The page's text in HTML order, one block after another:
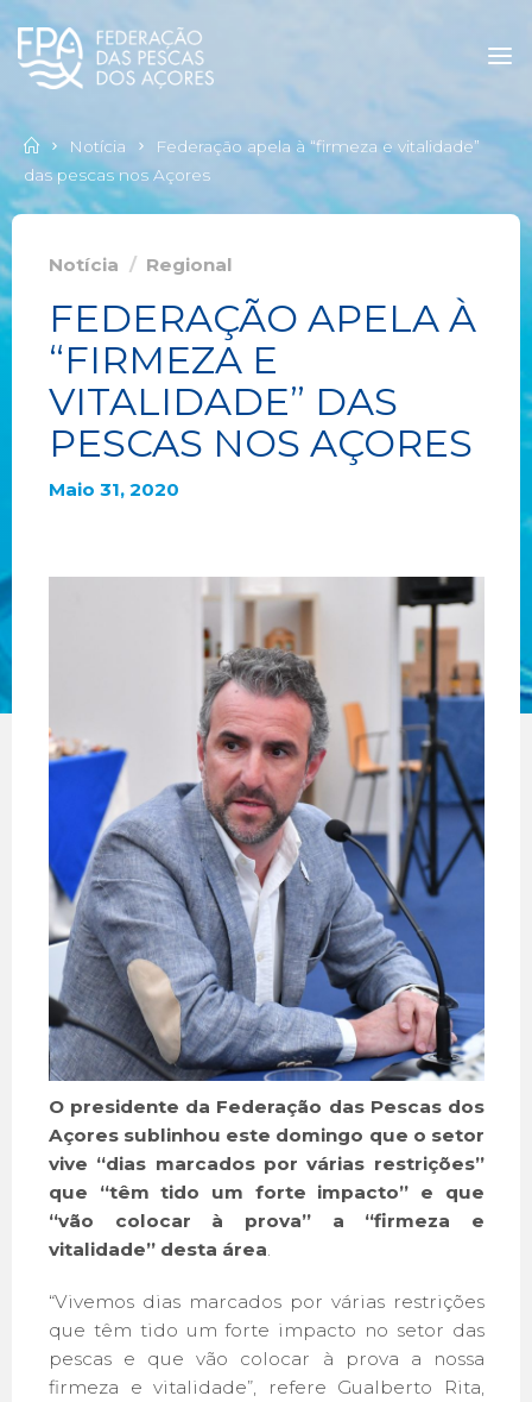
Notícia
Federação apela à “firmeza e vitalidade”
das pescas nos Açores
Notícia / Regional
FEDERAÇÃO APELA À
“FIRMEZA E
VITALIDADE” DAS
PESCAS NOS AÇORES
Maio 31, 2020
O presidente da Federação das Pescas dos
Açores sublinhou este domingo que o setor
vive “dias marcados por várias restrições”
que “têm tido um forte impacto” e que
“vão colocar à prova” a “firmeza e
vitalidade” desta área
“Vivemos dias marcados por várias restrições
que têm tido um forte impacto no setor das
pescas e que vão colocar à prova a nossa
firmeza e vitalidade”, refere Gualberto Rita,